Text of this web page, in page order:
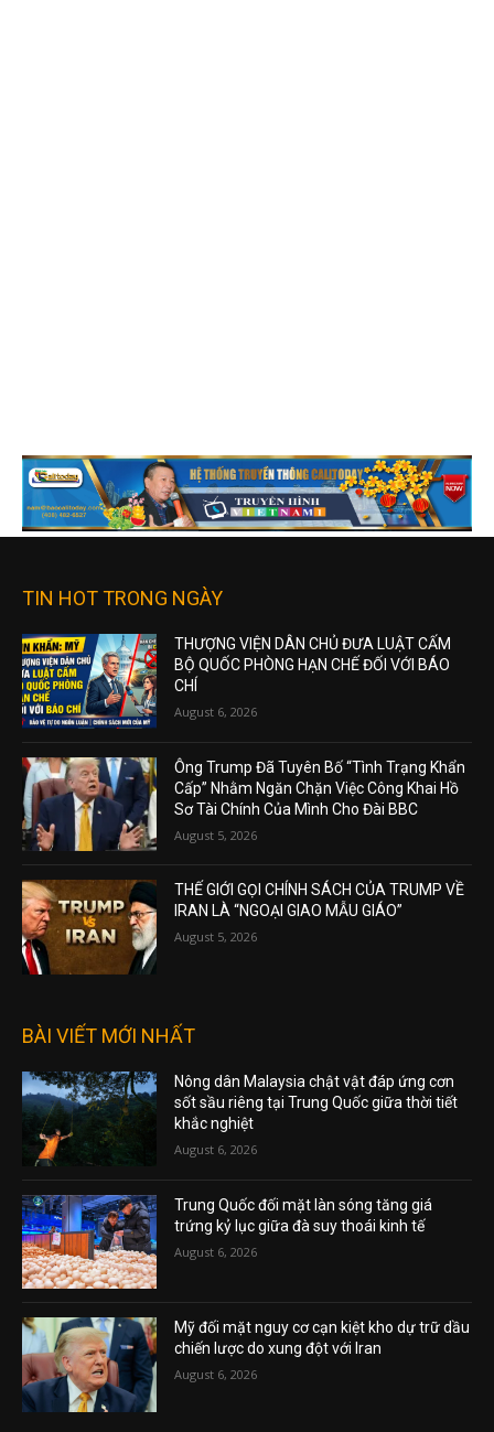
TIN HOT TRONG NGÀY
THƯỢNG VIỆN DÂN CHỦ ĐƯA LUẬT CẤM
BỘ QUỐC PHÒNG HẠN CHẾ ĐỐI VỚI BÁO
CHÍ
August 6, 2026
Ông Trump Đã Tuyên Bố “Tình Trạng Khẩn
Cấp” Nhằm Ngăn Chặn Việc Công Khai Hồ
Sơ Tài Chính Của Mình Cho Đài BBC
August 5, 2026
THẾ GIỚI GỌI CHÍNH SÁCH CỦA TRUMP VỀ
IRAN LÀ “NGOẠI GIAO MẪU GIÁO”
August 5, 2026
BÀI VIẾT MỚI NHẤT
Nông dân Malaysia chật vật đáp ứng cơn
sốt sầu riêng tại Trung Quốc giữa thời tiết
khắc nghiệt
August 6, 2026
Trung Quốc đối mặt làn sóng tăng giá
trứng kỷ lục giữa đà suy thoái kinh tế
August 6, 2026
Mỹ đối mặt nguy cơ cạn kiệt kho dự trữ dầu
chiến lược do xung đột với Iran
August 6, 2026